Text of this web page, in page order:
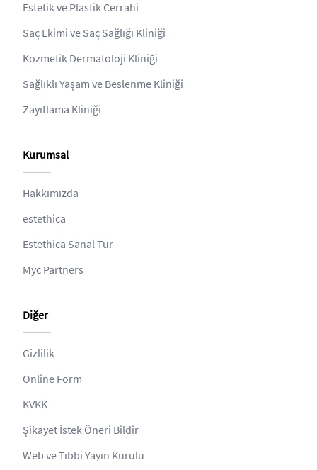
Estetik ve Plastik Cerrahi
Saç Ekimi ve Saç Sağlığı Kliniği
Kozmetik Dermatoloji Kliniği
Sağlıklı Yaşam ve Beslenme Kliniği
Zayıflama Kliniği
Kurumsal
Hakkımızda
estethica
Estethica Sanal Tur
Myc Partners
Diğer
Gizlilik
Online Form
KVKK
Şikayet İstek Öneri Bildir
Web ve Tıbbi Yayın Kurulu